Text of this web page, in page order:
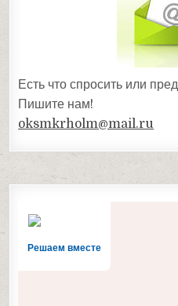
Есть что спросить или
Пишите нам!
oksmkrholm@mail.ru
Решаем вместе